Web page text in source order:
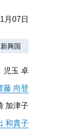
月07日
新興国
児玉 卓
藤 尚登
加津子
和貴子